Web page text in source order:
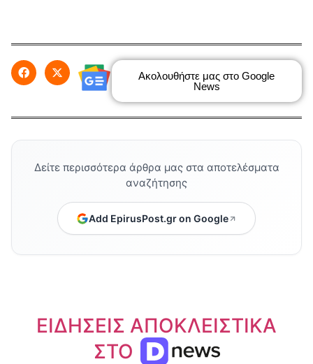
Ακολουθήστε μας στο Google
News
Δείτε περισσότερα άρθρα μας στα αποτελέσματα
αναζήτησης
Add EpirusPost.gr on Google
ΕΙΔΗΣΕΙΣ ΑΠΟΚΛΕΙΣΤΙΚΑ
ΣΤΟ